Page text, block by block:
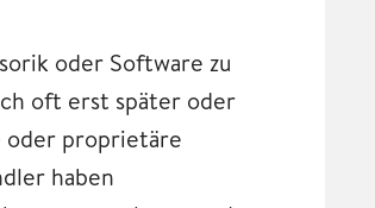
oder Software zu
oft erst später oder
oder proprietäre
haben